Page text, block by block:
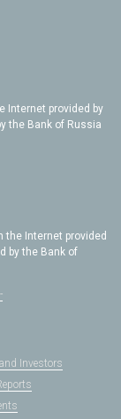
Internet provided by
the Bank of Russia
the Internet provided
by the Bank of
Investors